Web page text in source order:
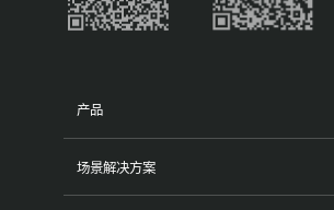
产品
场景解决方案